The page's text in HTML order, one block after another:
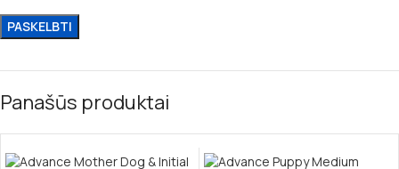
Panašūs produktai